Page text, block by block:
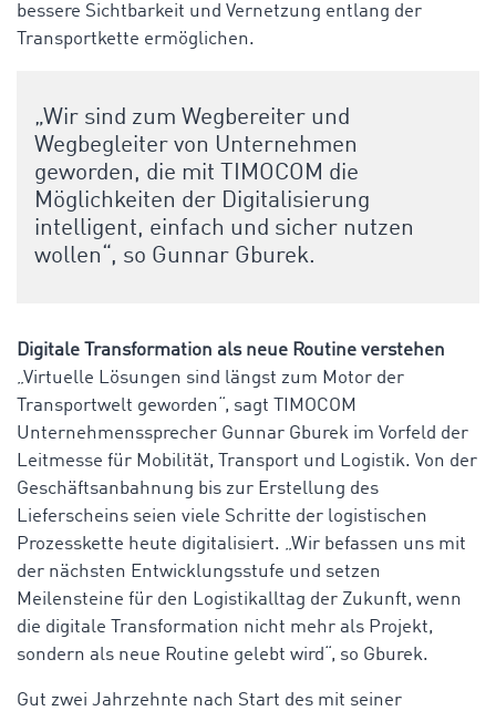
bessere Sichtbarkeit und Vernetzung entlang der
Transportkette ermöglichen.
„Wir sind zum Wegbereiter und
Wegbegleiter von Unternehmen
geworden, die mit TIMOCOM die
Möglichkeiten der Digitalisierung
intelligent, einfach und sicher nutzen
wollen“, so Gunnar Gburek.
Digitale Transformation als neue Routine verstehen
„Virtuelle Lösungen sind längst zum Motor der
Transportwelt geworden“, sagt TIMOCOM
Unternehmenssprecher Gunnar Gburek im Vorfeld der
Leitmesse für Mobilität, Transport und Logistik. Von der
Geschäftsanbahnung bis zur Erstellung des
Lieferscheins seien viele Schritte der logistischen
Prozesskette heute digitalisiert. „Wir befassen uns mit
der nächsten Entwicklungsstufe und setzen
Meilensteine für den Logistikalltag der Zukunft, wenn
die digitale Transformation nicht mehr als Projekt,
sondern als neue Routine gelebt wird“, so Gburek.
Gut zwei Jahrzehnte nach Start des mit seiner